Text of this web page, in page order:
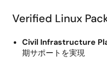
Verified Linux
Civil Infrastructure
期サポートを実現